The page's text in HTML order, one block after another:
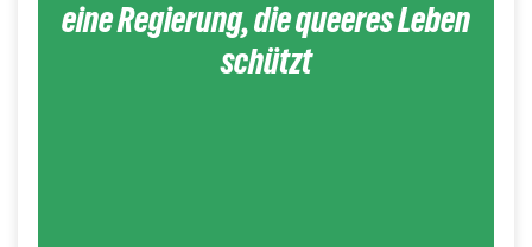
eine Regierung, die queeres Leben
schützt